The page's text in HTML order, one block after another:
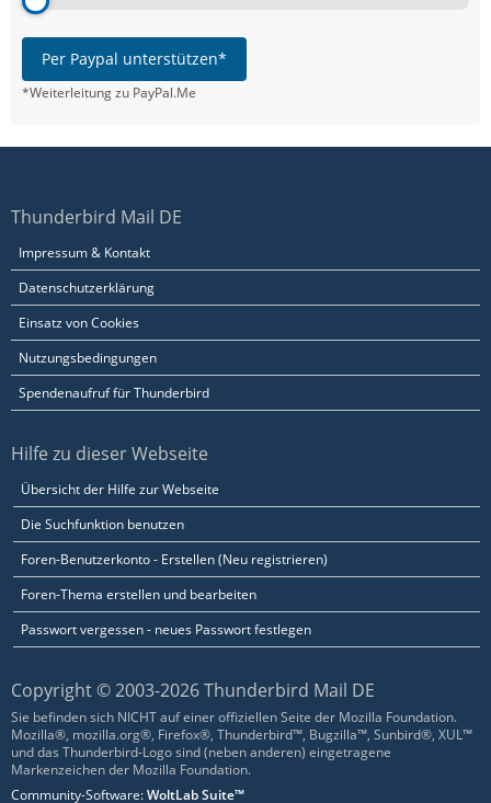
Per Paypal unterstützen*
*Weiterleitung zu PayPal.Me
Thunderbird Mail DE
Impressum & Kontakt
Datenschutzerklärung
Einsatz von Cookies
Nutzungsbedingungen
Spendenaufruf für Thunderbird
Hilfe zu dieser Webseite
Übersicht der Hilfe zur Webseite
Die Suchfunktion benutzen
Foren-Benutzerkonto - Erstellen (Neu registrieren)
Foren-Thema erstellen und bearbeiten
Passwort vergessen - neues Passwort festlegen
Copyright © 2003-2026 Thunderbird Mail DE
Sie befinden sich NICHT auf einer offiziellen Seite der Mozilla Foundation.
Mozilla®, mozilla.org®, Firefox®, Thunderbird™, Bugzilla™, Sunbird®, XUL™
und das Thunderbird-Logo sind (neben anderen) eingetragene
Markenzeichen der Mozilla Foundation.
Community-Software:WoltLab Suite™